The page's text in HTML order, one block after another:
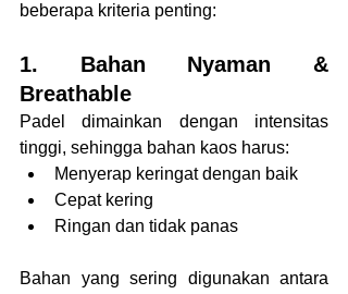
beberapa kriteria penting:
1. Bahan Nyaman &
Breathable
Padel dimainkan dengan intensitas
tinggi, sehingga bahan kaos harus:
Menyerap keringat dengan baik
Cepat kering
Ringan dan tidak panas
Bahan yang sering digunakan antara